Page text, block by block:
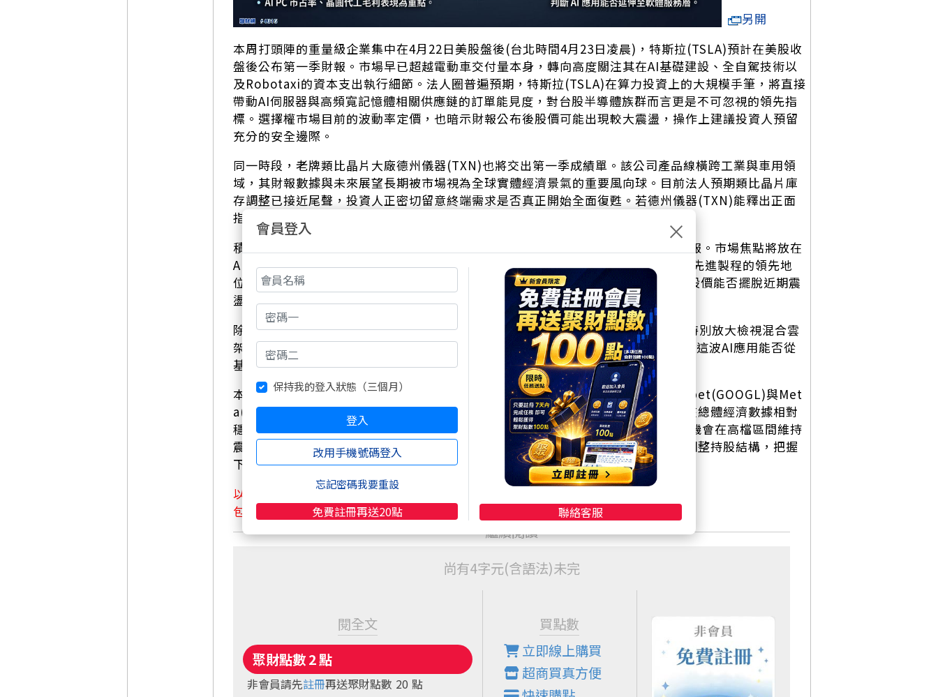
另開
本周打頭陣的重量級企業集中在4月22日美股盤後(台北時間4月23日凌晨)，特斯拉(TSLA)預計在美股收
盤後公布第一季財報。市場早已超越電動車交付量本身，轉向高度關注其在AI基礎建設、全自駕技術以
及Robotaxi的資本支出執行細節。法人圈普遍預期，特斯拉(TSLA)在算力投資上的大規模手筆，將直接
帶動AI伺服器與高頻寬記憶體相關供應鏈的訂單能見度，對台股半導體族群而言更是不可忽視的領先指
標。選擇權市場目前的波動率定價，也暗示財報公布後股價可能出現較大震盪，操作上建議投資人預留
充分的安全邊際。
同一時段，老牌類比晶片大廠德州儀器(TXN)也將交出第一季成績單。該公司產品線橫跨工業與車用領
域，其財報數據與未來展望長期被市場視為全球實體經濟景氣的重要風向球。目前法人預期類比晶片庫
存調整已接近尾聲，投資人正密切留意終端需求是否真正開始全面復甦。若德州儀器(TXN)能釋出正面
指引，將為半導體產業後續復甦注入更強力佐證。
積極轉型的英特爾(INTC)則在4月23日美股盤後(台北時間4月24日凌晨)接力公布財報。市場焦點將放在
AI PC處理器市占率提升，以及晶圓代工事業的實際進展。面對台積電(2330) ADR在先進製程的領先地
位，英特爾(INTC)能否在龐大資本支出壓力下維持合理毛利率水準，將直接決定其股價能否擺脫近期震
盪格局。
除了硬體製造端，IBM(IBM)同樣在4月22日美股盤後公布第一季成績單。投資人將特別放大檢視混合雲
架構與企業級AI顧問服務的營收成長動能。企業端導入AI的實際轉換率，已成為判斷這波AI應用能否從
基礎建設延伸至軟體與服務層面的核心觀察指標。
本週這些科技指標企業的財報表現，不僅會為下週即將登場的微軟(MSFT)、Alphabet(GOOGL)與Met
a(META)等科技巨獸定下基調，也將牽動被動式資金的類股輪動方向。整體來看，在總體經濟數據相對
穩健的背景下，美股Q1財報季若能持續交出符合或優於預期的成績，美股指數仍有機會在高檔區間維持
震盪偏多格局。投資人現階段宜緊盯各家公司資本支出細節與前瞻指引，據此靈活調整持股結構，把握
下一波資金輪動的契機。
以下沒內容，作為單篇抖內或包月抖內使用。
包月抖內絕對是支持我寫更多好文章的動力，感謝。
尚有4字元(含語法)未完
閱全文
非會員請先註冊再送聚財點數 20 點
買點數
立即線上購買
超商買真方便
會員登入 ×
保持我的登入狀態（三個月）
登入
改用手機號碼登入
忘記密碼我要重設
免費註冊再送20點 聯絡客服